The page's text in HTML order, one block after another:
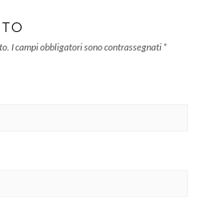
I campi obbligatori sono contrassegnati *